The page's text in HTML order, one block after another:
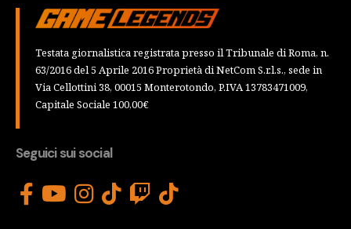
Testata giornalistica registrata presso il Tribunale di Roma, n.
63/2016 del 5 Aprile 2016 Proprietà di NetCom S.r.l.s., sede in
Via Cellottini 38, 00015 Monterotondo, P.IVA 13783471009,
Capitale Sociale 100,00€
Seguici sui social